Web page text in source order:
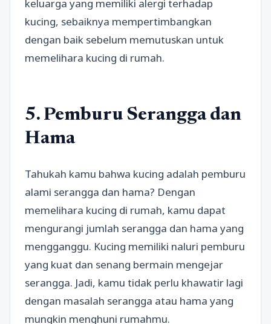
keluarga yang memiliki alergi terhadap
kucing, sebaiknya mempertimbangkan
dengan baik sebelum memutuskan untuk
memelihara kucing di rumah.
5. Pemburu Serangga dan
Hama
Tahukah kamu bahwa kucing adalah pemburu
alami serangga dan hama? Dengan
memelihara kucing di rumah, kamu dapat
mengurangi jumlah serangga dan hama yang
mengganggu. Kucing memiliki naluri pemburu
yang kuat dan senang bermain mengejar
serangga. Jadi, kamu tidak perlu khawatir lagi
dengan masalah serangga atau hama yang
mungkin menghuni rumahmu.